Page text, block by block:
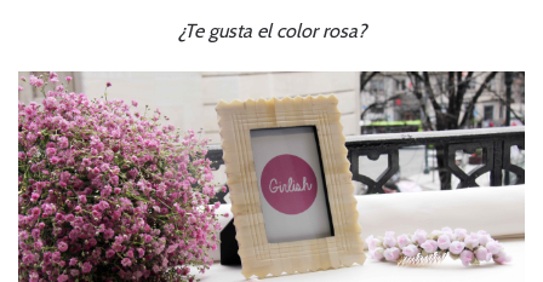
¿Te gusta el color rosa?